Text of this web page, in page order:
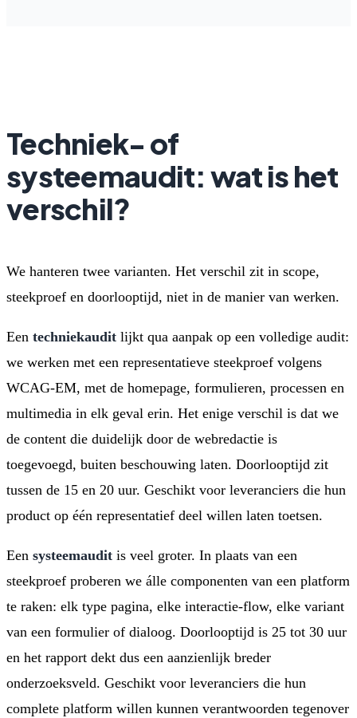
Techniek- of
systeemaudit: wat is het
verschil?
We hanteren twee varianten. Het verschil zit in scope,
steekproef en doorlooptijd, niet in de manier van werken.
Een techniekaudit lijkt qua aanpak op een volledige audit:
we werken met een representatieve steekproef volgens
WCAG-EM, met de homepage, formulieren, processen en
multimedia in elk geval erin. Het enige verschil is dat we
de content die duidelijk door de webredactie is
toegevoegd, buiten beschouwing laten. Doorlooptijd zit
tussen de 15 en 20 uur. Geschikt voor leveranciers die hun
product op één representatief deel willen laten toetsen.
Een systeemaudit is veel groter. In plaats van een
steekproef proberen we álle componenten van een platform
te raken: elk type pagina, elke interactie-flow, elke variant
van een formulier of dialoog. Doorlooptijd is 25 tot 30 uur
en het rapport dekt dus een aanzienlijk breder
onderzoeksveld. Geschikt voor leveranciers die hun
complete platform willen kunnen verantwoorden tegenover